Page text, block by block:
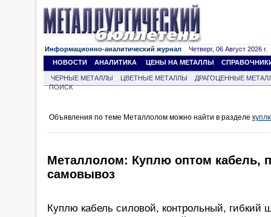
Информационно-аналитический журнал Четверг, 06 Август 2026 г.
НОВОСТИ
АНАЛИТИКА ЦЕНЫ НА МЕТАЛЛЫ
ЧЕРНЫЕ МЕТАЛЛЫ ЦВЕТНЫЕ МЕТАЛЛЫ
ДРАГОЦЕННЫЕ
ПОИСК
Объявления по теме Металлолом можно найти в разделе
Металлолом: Куплю оптом кабель,
самовывоз
Куплю кабель силовой, контрольный, гибкий